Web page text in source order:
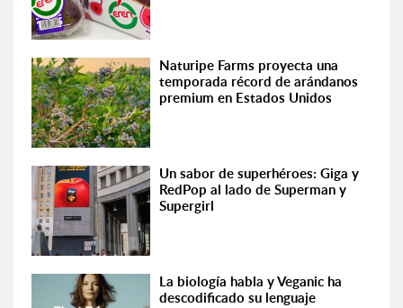
Naturipe Farms proyecta una
temporada récord de arándanos
premium en Estados Unidos
Un sabor de superhéroes: Giga y
RedPop al lado de Superman y
Supergirl
La biología habla y Veganic ha
descodificado su lenguaje